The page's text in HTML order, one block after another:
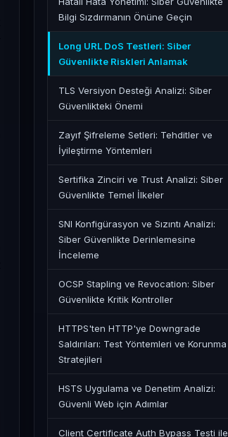
Bilgi Sızdırmanın Önüne Geçin
Long URL DoS Testleri: Siber
Güvenlikte Riskleri Anlamak
TLS Versiyon Desteği Analizi: Siber
Güvenlikteki Önemi
Zayıf Şifreleme Setleri: Tehditler ve
İyileştirme Yöntemleri
Sertifika Zinciri ve Trust Analizi: Siber
Güvenlikte Temel İlkeler
SNI Konfigürasyon ve Sızıntı Analizi:
Siber Güvenlikte Derinlemesine
İnceleme
OCSP Stapling ve Revocation: Siber
Güvenlikte Kritik Kontroller
HTTPS'ten HTTP'ye Downgrade
Saldırıları: Test Yöntemleri ve Korunma
Stratejileri
HSTS Uygulama ve Denetim Analizi:
Güvenli Web için Adımlar
Client Certificate Auth Bypass Testi ile